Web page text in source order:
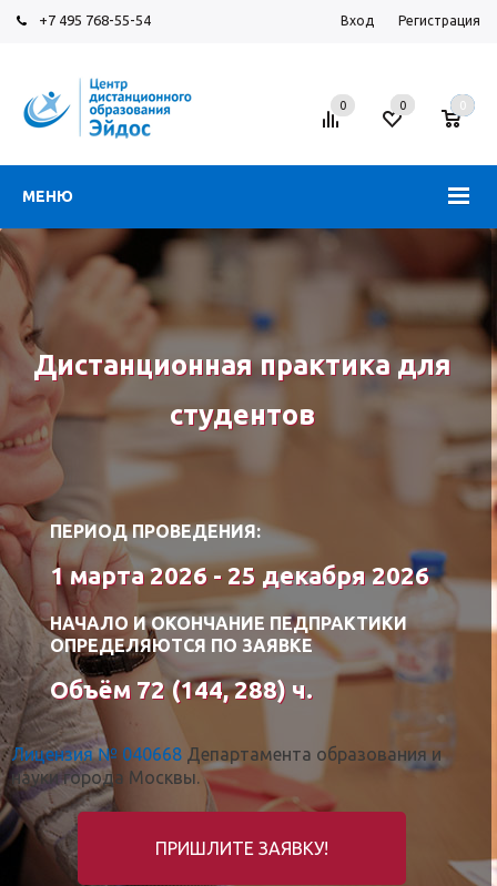
+7 495 768-55-54 Вход Регистрация
МЕНЮ
0 0 0
Дистанционная практика для
студентов
ПЕРИОД ПРОВЕДЕНИЯ:
1 марта 2026 - 25 декабря 2026
НАЧАЛО И ОКОНЧАНИЕ ПЕДПРАКТИКИ
ОПРЕДЕЛЯЮТСЯ ПО ЗАЯВКЕ
Объём 72 (144, 288) ч.
Лицензия № 040668 Департамента образования и
науки города Москвы.
ПРИШЛИТЕ ЗАЯВКУ!